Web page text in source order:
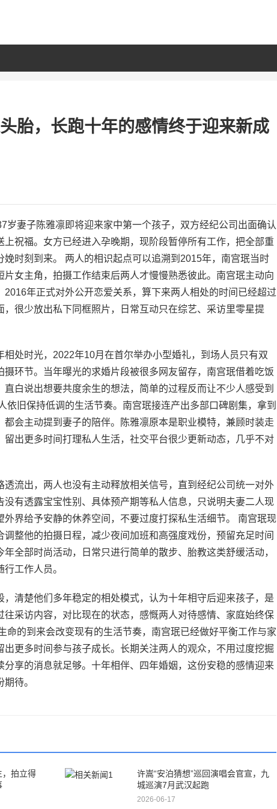
胎，长跑十年的感情终于迎来新成
岁妻子陈雅凛即将迎来家中第一个孩子，双方经纪公司出面确认
祝福。女方已经进入孕晚期，现阶段暂停所有工作，把全部重
时刻到来。 两人的相识起点可以追溯到2015年，南宫珉当时
女主角，拍摄工作结束后两人才慢慢熟悉彼此。南宫珉主动向
年正式对外公开恋爱关系，算下来两人相处的时间已经超过
很少放出私下同框照片，日常互动只在综艺、采访里零星提
处时光，2022年10月在首尔举办小型婚礼，到场人员只有双
环节。当年曝光的求婚片段被很多网友留存，南宫珉借着吃饭
白说出想要共度余生的想法，简单的过程反而让不少人感受到
依旧保持低调的生活节奏。南宫珉接连产出多部口碑剧集，拿到
会主动提到妻子的陪伴。陈雅凛原本是职业模特，兼顾时装走
出更多时间打理私人生活，社交平台很少更新动态，几乎不对
流出，两人也没有主动释放相关信号，直到经纪公司统一对外
有透露宝宝性别、具体预产期等私人信息，只说明夫妻二人现
外界给予安静的休养空间，不要过度打探私生活细节。 南宫珉现
整他的拍摄日程，减少夜间加班和高强度戏份，预留充足时间
全部时尚活动，日常只进行简单的散步、胎教这类舒缓活动，
工作人员。
清楚他们多年稳定的相处模式，认为十年相守后迎来孩子，是
采访内容，对比现在的状态，感慨两人对待感情、家庭始终保
命的到来会改变现有的生活节奏，南宫珉已经做好平衡工作与家
更多时间参与孩子成长。长期关注两人的观众，不用过度挖掘
享的消息就足够。十年相伴、四年婚姻，这份安稳的感情迎来
待。
，拍立得
许嵩“安泊猜想”巡回演唱会官宣，九
城巡演7月武汉起跑
2026-06-17